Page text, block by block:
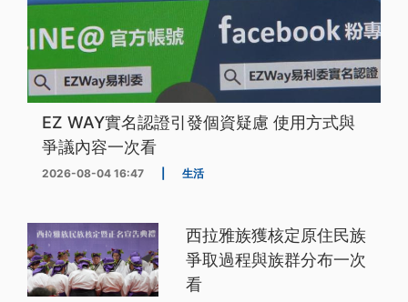
EZ WAY實名認證引發個資疑慮 使用方式與
爭議內容一次看
2026-08-04 16:47 生活
西拉雅族獲核定原住民族
爭取過程與族群分布一次
看